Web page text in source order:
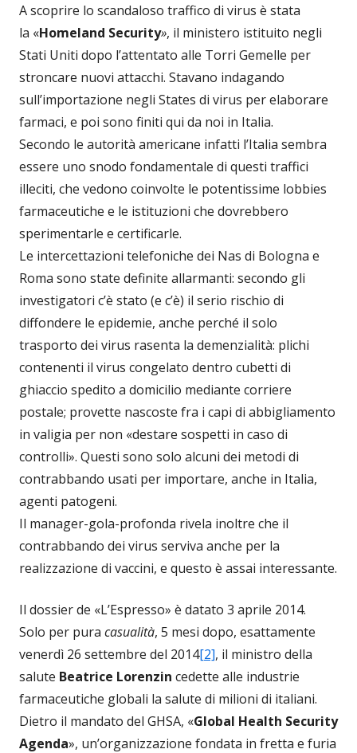
A scoprire lo scandaloso traffico di virus è stata
la «Homeland Security», il ministero istituito negli
Stati Uniti dopo l’attentato alle Torri Gemelle per
stroncare nuovi attacchi. Stavano indagando
sull’importazione negli States di virus per elaborare
farmaci, e poi sono finiti qui da noi in Italia.
Secondo le autorità americane infatti l’Italia sembra
essere uno snodo fondamentale di questi traffici
illeciti, che vedono coinvolte le potentissime lobbies
farmaceutiche e le istituzioni che dovrebbero
sperimentarle e certificarle.
Le intercettazioni telefoniche dei Nas di Bologna e
Roma sono state definite allarmanti: secondo gli
investigatori c’è stato (e c’è) il serio rischio di
diffondere le epidemie, anche perché il solo
trasporto dei virus rasenta la demenzialità: plichi
contenenti il virus congelato dentro cubetti di
ghiaccio spedito a domicilio mediante corriere
postale; provette nascoste fra i capi di abbigliamento
in valigia per non «destare sospetti in caso di
controlli». Questi sono solo alcuni dei metodi di
contrabbando usati per importare, anche in Italia,
agenti patogeni.
Il manager-gola-profonda rivela inoltre che il
contrabbando dei virus serviva anche per la
realizzazione di vaccini, e questo è assai interessante.
Il dossier de «L’Espresso» è datato 3 aprile 2014.
Solo per pura casualità, 5 mesi dopo, esattamente
venerdì 26 settembre del 2014[2], il ministro della
salute Beatrice Lorenzin cedette alle industrie
farmaceutiche globali la salute di milioni di italiani.
Dietro il mandato del GHSA, «Global Health Security
Agenda», un’organizzazione fondata in fretta e furia